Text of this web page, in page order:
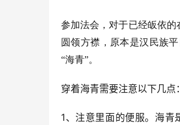
参加法会，对于已经皈依的
圆领方襟，原本是汉民族
“海青”。
穿着海青需要注意以下几点：
1、注意里面的便服。海